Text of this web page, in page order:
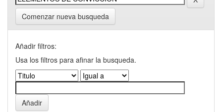
Comenzar nueva busqueda
Añadir filtros:
Usa los filtros para afinar la busqueda.